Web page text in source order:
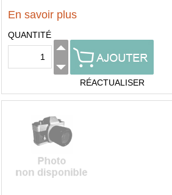
En savoir plus
QUANTITÉ
RÉACTUALISER